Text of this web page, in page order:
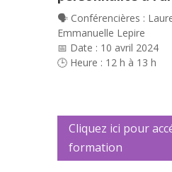
🗣️ Conférencières :
Emmanuelle Lepire
📅 Date : 10 avril 2024
🕒 Heure : 12 h à 13 h
Cliquez ici pour
formation